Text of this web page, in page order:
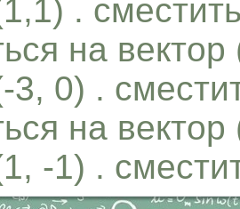
.
на
3, 0) .
на
-1) .